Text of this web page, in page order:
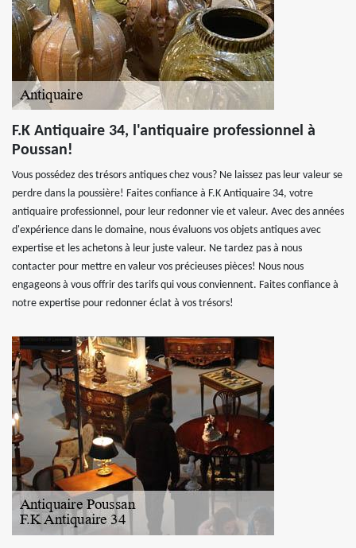
F.K Antiquaire 34, l'antiquaire professionnel à
Poussan!
Vous possédez des trésors antiques chez vous? Ne laissez pas leur valeur se
perdre dans la poussière! Faites confiance à F.K Antiquaire 34, votre
antiquaire professionnel, pour leur redonner vie et valeur. Avec des années
d'expérience dans le domaine, nous évaluons vos objets antiques avec
expertise et les achetons à leur juste valeur. Ne tardez pas à nous
contacter pour mettre en valeur vos précieuses pièces! Nous nous
engageons à vous offrir des tarifs qui vous conviennent. Faites confiance à
notre expertise pour redonner éclat à vos trésors!